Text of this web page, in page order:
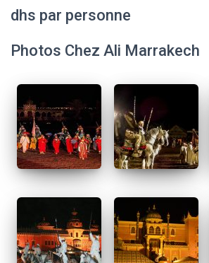
dhs par personne
Photos Chez Ali Marrakech